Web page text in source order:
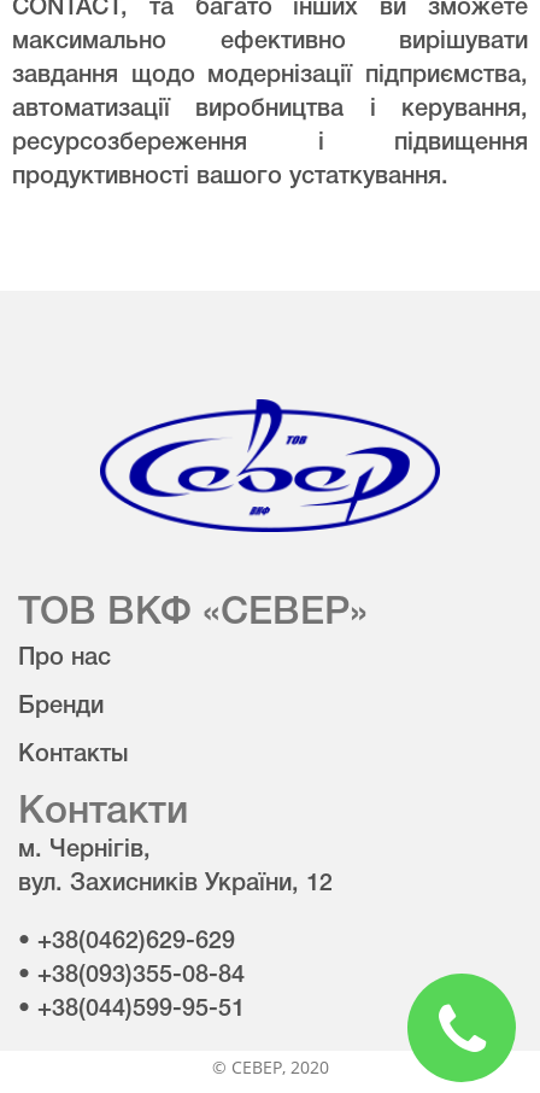
CONTACT, та багато інших ви зможете
максимально ефективно вирішувати
завдання щодо модернізації підприємства,
автоматизації виробництва і керування,
ресурсозбереження і підвищення
продуктивності вашого устаткування.
ТОВ ВКФ «СЕВЕР»
Про нас
Бренди
Контакты
Контакти
м. Чернігів,
вул. Захисників України, 12
• +38(0462)629-629
• +38(093)355-08-84
• +38(044)599-95-51
© CЕВЕР, 2020